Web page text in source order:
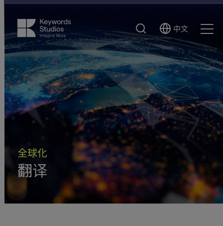
搜
索
Select
Language
中文
全球化
翻译